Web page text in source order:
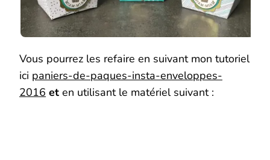
Vous pourrez les refaire en suivant mon tutoriel
ici paniers-de-paques-insta-enveloppes-
2016 et en utilisant le matériel suivant :